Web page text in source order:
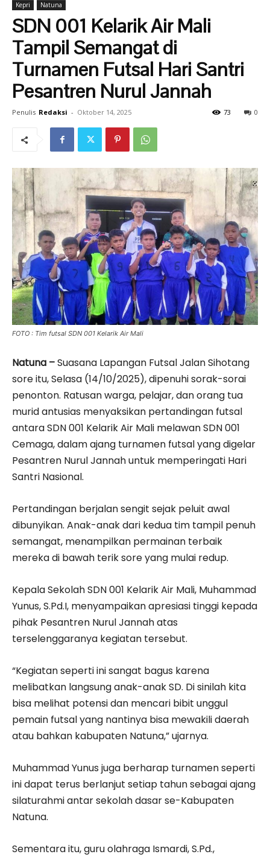
Kepri Natuna
SDN 001 Kelarik Air Mali
Tampil Semangat di
Turnamen Futsal Hari Santri
Pesantren Nurul Jannah
Penulis Redaksi - Oktober 14, 2025 0
73
FOTO : Tim futsal SDN 001 Kelarik Air Mali
Natuna –Suasana Lapangan Futsal Jalan Sihotang
sore itu, Selasa (14/10/2025), dipenuhi sorak-sorai
penonton. Ratusan warga, pelajar, dan orang tua
murid antusias menyaksikan pertandingan futsal
antara SDN 001 Kelarik Air Mali melawan SDN 001
Cemaga, dalam ajang turnamen futsal yang digelar
Pesantren Nurul Jannah untuk memperingati Hari
Santri Nasional.
Pertandingan berjalan sengit sejak peluit awal
dibunyikan. Anak-anak dari kedua tim tampil penuh
semangat, menampilkan permainan terbaik
mereka di bawah terik sore yang mulai redup.
Kepala Sekolah SDN 001 Kelarik Air Mali, Muhammad
Yunus, S.Pd.I, menyampaikan apresiasi tinggi kepada
pihak Pesantren Nurul Jannah atas
terselenggaranya kegiatan tersebut.
“Kegiatan seperti ini sangat bagus karena
melibatkan langsung anak-anak SD. Di sinilah kita
bisa melihat potensi dan mencari bibit unggul
pemain futsal yang nantinya bisa mewakili daerah
atau bahkan kabupaten Natuna,” ujarnya.
Muhammad Yunus juga berharap turnamen seperti
ini dapat terus berlanjut setiap tahun sebagai ajang
silaturahmi antar sekolah dasar se-Kabupaten
Natuna.
Sementara itu, guru olahraga Ismardi, S.Pd.,